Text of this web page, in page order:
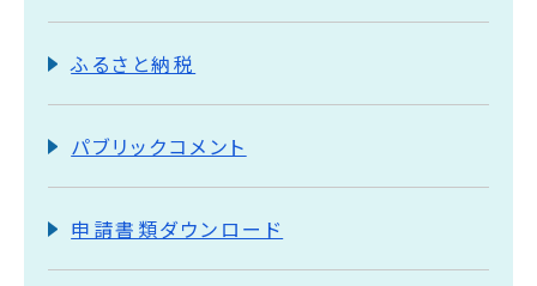
ふるさと納税
パブリックコメント
申請書類ダウンロード